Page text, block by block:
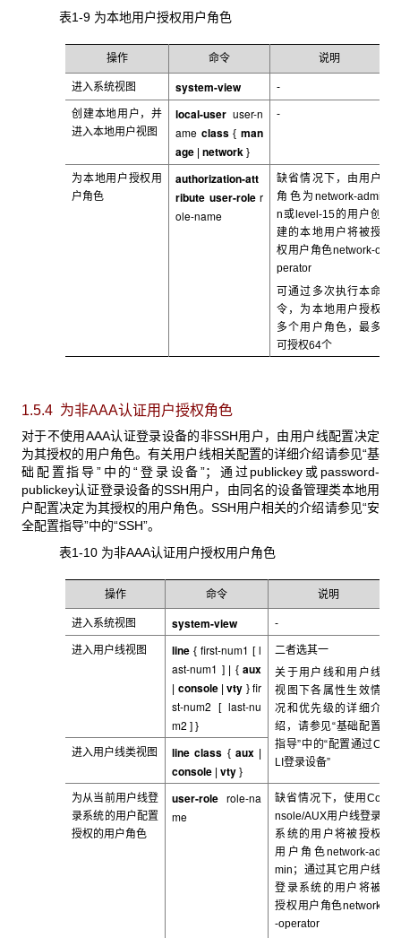
表1-9 为本地用户授权用户角色
操作 命令 说明
进入系统视图 system-view -
创建本地用户，并
进入本地用户视图
local-user user-n
ame class{ man
age |network }
-
为本地用户授权用
户角色
authorization-att
ribute user-role r
ole-name
缺省情况下，由用户
角色为network-admi
n或level-15的用户创
建的本地用户将被授
权用户角色network-o
perator
可通过多次执行本命
令，为本地用户授权
多个用户角色，最多
可授权64个
1.5.4 为非AAA认证用户授权角色
对于不使用AAA认证登录设备的非SSH用户，由用户线配置决定
为其授权的用户角色。有关用户线相关配置的详细介绍请参见“基
础配置指导”中的“登录设备”；通过publickey或password-
publickey认证登录设备的SSH用户，由同名的设备管理类本地用
户配置决定为其授权的用户角色。SSH用户相关的介绍请参见“安
全配置指导”中的“SSH”。
表1-10 为非AAA认证用户授权用户角色
操作 命令 说明
进入系统视图 system-view -
进入用户线视图 line {first-num1 [ l
ast-num1 ] | { aux
| console| vty } fir
st-num2[ last-nu
m2] }
二者选其一
关于用户线和用户线
视图下各属性生效情
况和优先级的详细介
绍，请参见“基础配置
指导”中的“配置通过C
LI登录设备”
进入用户线类视图 line class { aux |
console |vty }
为从当前用户线登
录系统的用户配置
授权的用户角色
user-role role-na
me
缺省情况下，使用Co
nsole/AUX用户线登录
系统的用户将被授权
用户角色network-ad
min；通过其它用户线
登录系统的用户将被
授权用户角色network
-operator